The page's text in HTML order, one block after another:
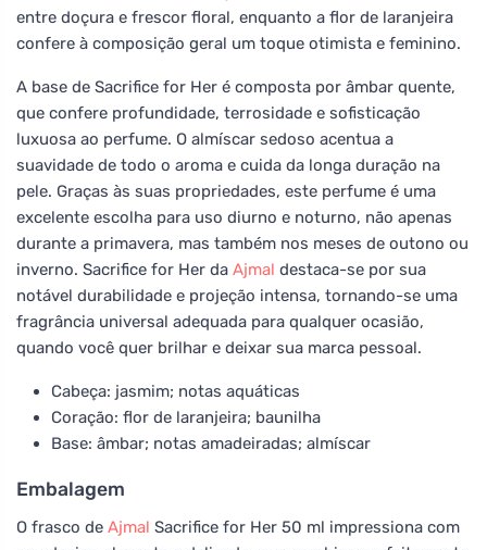
entre doçura e frescor floral, enquanto a flor de laranjeira
confere à composição geral um toque otimista e feminino.
A base de Sacrifice for Her é composta por âmbar quente,
que confere profundidade, terrosidade e sofisticação
luxuosa ao perfume. O almíscar sedoso acentua a
suavidade de todo o aroma e cuida da longa duração na
pele. Graças às suas propriedades, este perfume é uma
excelente escolha para uso diurno e noturno, não apenas
durante a primavera, mas também nos meses de outono ou
inverno. Sacrifice for Her da Ajmal destaca-se por sua
notável durabilidade e projeção intensa, tornando-se uma
fragrância universal adequada para qualquer ocasião,
quando você quer brilhar e deixar sua marca pessoal.
Cabeça: jasmim; notas aquáticas
Coração: flor de laranjeira; baunilha
Base: âmbar; notas amadeiradas; almíscar
Embalagem
O frasco de Ajmal Sacrifice for Her 50 ml impressiona com